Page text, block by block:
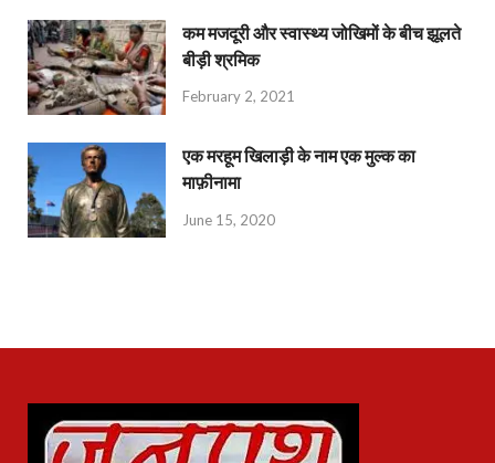
कम मजदूरी और स्वास्थ्य जोखिमों के बीच झूलते
बीड़ी श्रमिक
February 2, 2021
एक मरहूम खिलाड़ी के नाम एक मुल्क का
माफ़ीनामा
June 15, 2020